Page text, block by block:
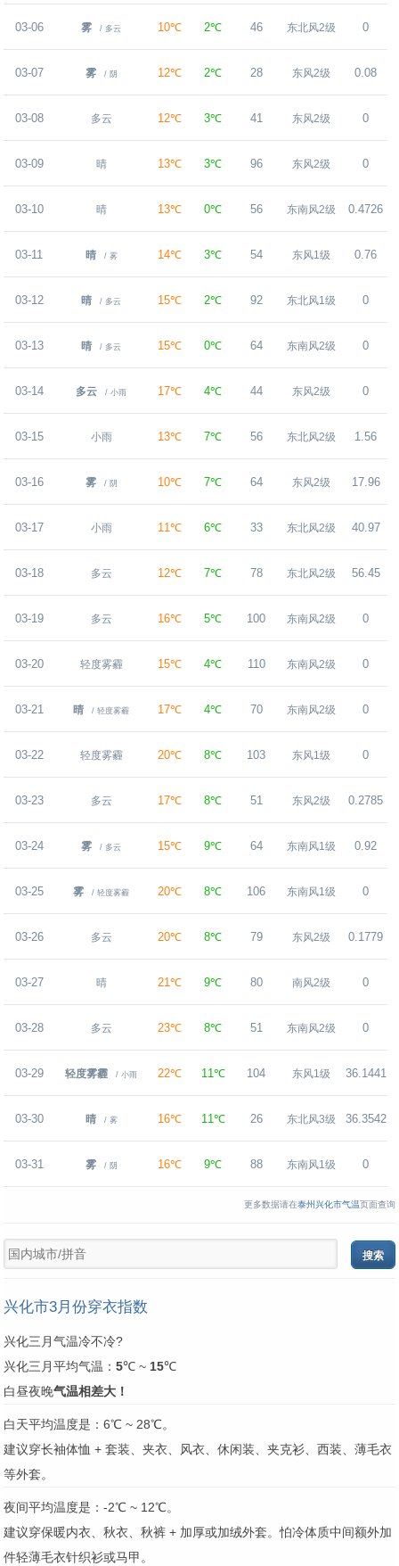
03-06 雾 / 多云 10℃ 2℃ 46 东北风2级 0
03-07 雾 / 阴 12℃ 2℃ 28 东风2级 0.08
03-08 多云 12℃ 3℃ 41 东风2级 0
03-09 晴 13℃ 3℃ 96 东风2级 0
03-10 晴 13℃ 0℃ 56 东南风2级 0.4726
03-11 晴 / 雾 14℃ 3℃ 54 东风1级 0.76
03-12 晴 / 多云 15℃ 2℃ 92 东北风1级 0
03-13 晴 / 多云 15℃ 0℃ 64 东南风2级 0
03-14 多云 / 小雨 17℃ 4℃ 44 东风2级 0
03-15 小雨 13℃ 7℃ 56 东北风2级 1.56
03-16 雾 / 阴 10℃ 7℃ 64 东风2级 17.96
03-17 小雨 11℃ 6℃ 33 东北风2级 40.97
03-18 多云 12℃ 7℃ 78 东北风2级 56.45
03-19 多云 16℃ 5℃ 100 东南风2级 0
03-20 轻度雾霾 15℃ 4℃ 110 东南风2级 0
03-21 晴 / 轻度雾霾 17℃ 4℃ 70 东南风2级 0
03-22 轻度雾霾 20℃ 8℃ 103 东风1级 0
03-23 多云 17℃ 8℃ 51 东风2级 0.2785
03-24 雾 / 多云 15℃ 9℃ 64 东南风1级 0.92
03-25 雾 / 轻度雾霾 20℃ 8℃ 106 东南风1级 0
03-26 多云 20℃ 8℃ 79 东风2级 0.1779
03-27 晴 21℃ 9℃ 80 南风2级 0
03-28 多云 23℃ 8℃ 51 东南风2级 0
03-29 轻度雾霾 / 小雨 22℃ 11℃ 104 东风1级 36.1441
03-30 晴 / 雾 16℃ 11℃ 26 东北风3级 36.3542
03-31 雾 / 阴 16℃ 9℃ 88 东南风1级 0
更多数据请在泰州兴化市气温页面查询
兴化市3月份穿衣指数
兴化三月气温冷不冷?
兴化三月平均气温： 5℃ ~ 15℃
白昼夜晚气温相差大！
白天平均温度是：6℃ ~ 28℃。
建议穿长袖体恤 + 套装、夹衣、风衣、休闲装、夹克衫、西装、薄毛衣
等外套。
夜间平均温度是：-2℃ ~ 12℃。
建议穿保暖内衣、秋衣、秋裤 + 加厚或加绒外套。怕冷体质中间额外加
件轻薄毛衣针织衫或马甲。